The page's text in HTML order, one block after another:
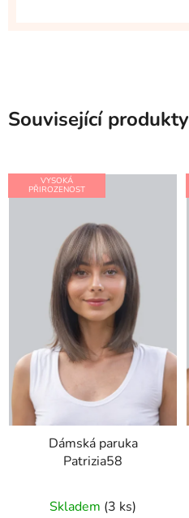
Související produkty
VYSOKÁ
PŘIROZENOST
Dámská paruka
Patrizia58
Skladem (3 ks)